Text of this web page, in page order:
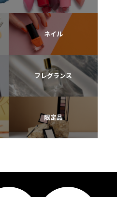
ネイル
フレグランス
限定品